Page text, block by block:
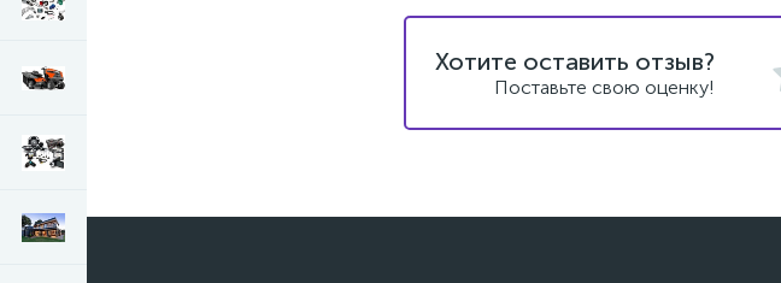
Хотите оставить отзыв?
Поставьте свою оценку!